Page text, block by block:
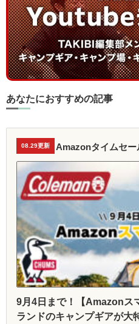
あなたにおすすめの記事
08.29更新 Amazonタイムセー
9月4日まで！【Amazonス
ランドのキャンプギアが大